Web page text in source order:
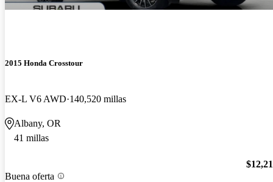
2015 Honda Crosstour
EX-L V6 AWD 140,520 millas
Albany, OR
41 millas
Buena oferta